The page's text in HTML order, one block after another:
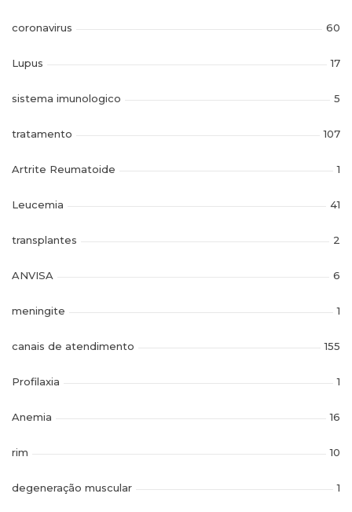
coronavirus 60
Lupus 17
sistema imunologico 5
tratamento 107
Artrite Reumatoide 1
Leucemia 41
transplantes 2
ANVISA 6
meningite 1
canais de atendimento 155
Profilaxia 1
Anemia 16
rim 10
degeneração muscular 1